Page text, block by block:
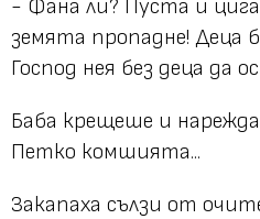
- Фана ли? Пуста й
земята пропадне! Деца
Господ нея без деца да
Баба крещеше и
Петко комшията...
Закапаха сълзи от